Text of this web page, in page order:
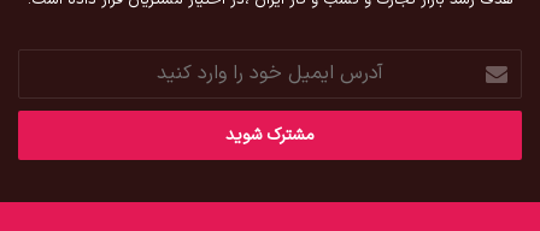
آدرس
ایمیل
خود
وارد